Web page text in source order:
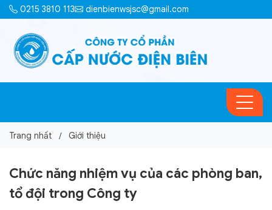
0215 3810 113 dienbienwsjsc@gmail.com
Trang nhất Giới thiệu
Chức năng nhiệm vụ của các phòng ban,
tổ đội trong Công ty